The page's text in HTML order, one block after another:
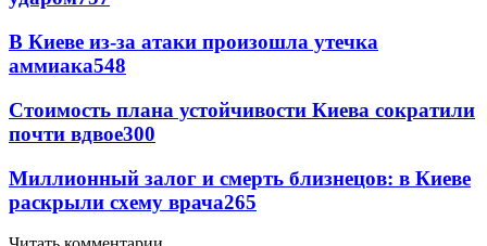
В Киеве из-за атаки произошла утечка
аммиака548
Стоимость плана устойчивости Киева сократили
почти вдвое300
Миллионный залог и смерть близнецов: в Киеве
раскрыли схему врача265